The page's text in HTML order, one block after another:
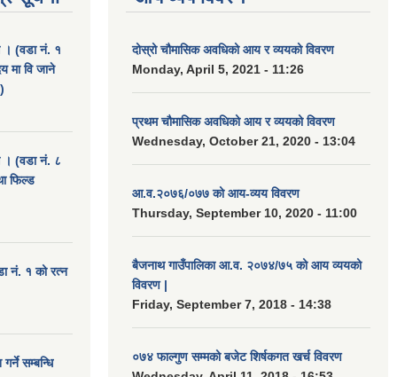
। (वडा नं. १
मा वि जाने
। (वडा नं. ८
फिल्ड
नं. १ को रत्न
सम्बन्धि
दोस्रो चौमासिक अवधिको आय र व्ययको विवरण
Monday, April 5, 2021 - 11:26
प्रथम चौमासिक अवधिको आय र व्ययको विवरण
Wednesday, October 21, 2020 - 13:04
आ.व.२०७६/०७७ को आय-व्यय विवरण
Thursday, September 10, 2020 - 11:00
बैजनाथ गाउँपालिका आ.व. २०७४/७५ को आय व्ययको
विवरण |
Friday, September 7, 2018 - 14:38
०७४ फाल्गुण सम्मको बजेट शिर्षकगत खर्च विवरण